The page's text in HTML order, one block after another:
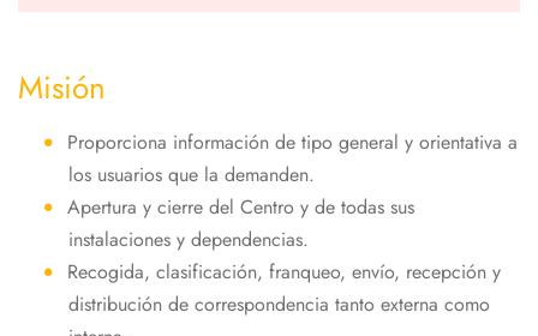
Misión
Proporciona información de tipo general y orientativa a
los usuarios que la demanden.
Apertura y cierre del Centro y de todas sus
instalaciones y dependencias.
Recogida, clasificación, franqueo, envío, recepción y
distribución de correspondencia tanto externa como